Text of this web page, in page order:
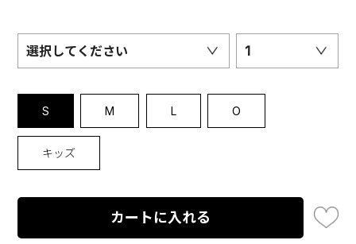
選択してください 1
S M L O
キッズ
カートに入れる